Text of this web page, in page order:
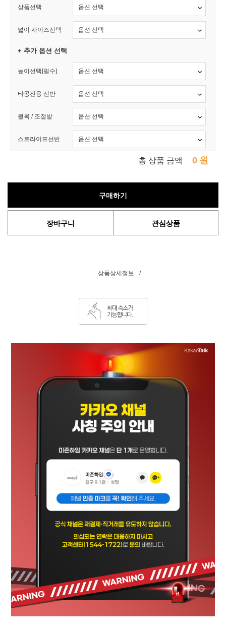
상품선택
넓이 사이즈선택
+ 추가 옵션 선택
높이선택[필수]
타공전용 선반
블록 / 조절발
스트라이프선반
총 상품 금액 0 원
구매하기
장바구니 관심상품
상품상세정보